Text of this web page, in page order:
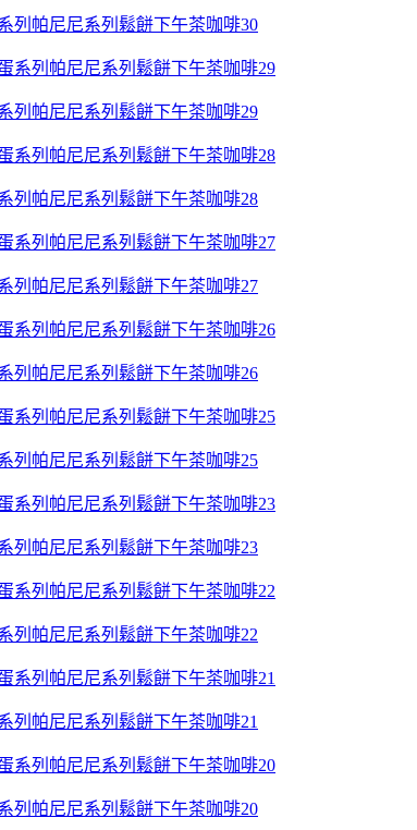
列帕尼尼系列鬆餅下午茶咖啡30
列帕尼尼系列鬆餅下午茶咖啡29
列帕尼尼系列鬆餅下午茶咖啡28
列帕尼尼系列鬆餅下午茶咖啡27
列帕尼尼系列鬆餅下午茶咖啡26
列帕尼尼系列鬆餅下午茶咖啡25
列帕尼尼系列鬆餅下午茶咖啡23
列帕尼尼系列鬆餅下午茶咖啡22
列帕尼尼系列鬆餅下午茶咖啡21
列帕尼尼系列鬆餅下午茶咖啡20